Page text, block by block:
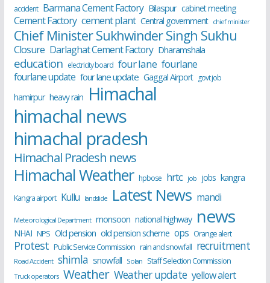
accident Barmana Cement Factory Bilaspur cabinet meeting
Cement Factory cement plant Central government chief minister
Chief Minister Sukhwinder Singh Sukhu
Closure Darlaghat Cement Factory Dharamshala
education electricity board four lane fourlane
fourlane update four lane update Gaggal Airport govt job
hamirpur heavy rain Himachal
himachal news
himachal pradesh
Himachal Pradesh news
Himachal Weather hpbose hrtc job jobs kangra
Kangra airport Kullu landslide Latest News mandi
Meteorological Department monsoon national highway news
NHAI NPS Old pension old pension scheme ops Orange alert
Protest Public Service Commission rain and snowfall recruitment
Road Accident shimla snowfall Solan Staff Selection Commission
Truck operators Weather Weather update yellow alert